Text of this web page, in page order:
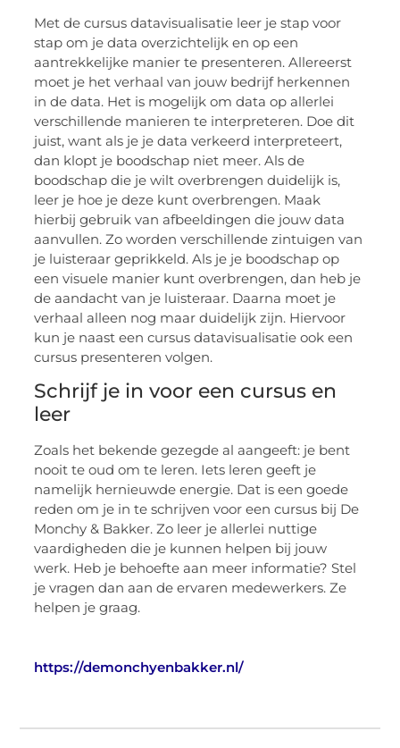
Met de cursus datavisualisatie leer je stap voor
stap om je data overzichtelijk en op een
aantrekkelijke manier te presenteren. Allereerst
moet je het verhaal van jouw bedrijf herkennen
in de data. Het is mogelijk om data op allerlei
verschillende manieren te interpreteren. Doe dit
juist, want als je je data verkeerd interpreteert,
dan klopt je boodschap niet meer. Als de
boodschap die je wilt overbrengen duidelijk is,
leer je hoe je deze kunt overbrengen. Maak
hierbij gebruik van afbeeldingen die jouw data
aanvullen. Zo worden verschillende zintuigen van
je luisteraar geprikkeld. Als je je boodschap op
een visuele manier kunt overbrengen, dan heb je
de aandacht van je luisteraar. Daarna moet je
verhaal alleen nog maar duidelijk zijn. Hiervoor
kun je naast een cursus datavisualisatie ook een
cursus presenteren volgen.
Schrijf je in voor een cursus en
leer
Zoals het bekende gezegde al aangeeft: je bent
nooit te oud om te leren. Iets leren geeft je
namelijk hernieuwde energie. Dat is een goede
reden om je in te schrijven voor een cursus bij De
Monchy & Bakker. Zo leer je allerlei nuttige
vaardigheden die je kunnen helpen bij jouw
werk. Heb je behoefte aan meer informatie? Stel
je vragen dan aan de ervaren medewerkers. Ze
helpen je graag.
https://demonchyenbakker.nl/